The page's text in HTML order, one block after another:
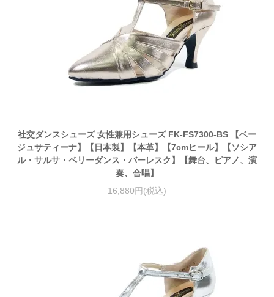
社交ダンスシューズ 女性兼用シューズ FK-FS7300-BS 【ベー
ジュサティーナ】【日本製】【本革】【7cmヒール】【ソシア
ル・サルサ・ベリーダンス・バーレスク】【舞台、ピアノ、演
奏、合唱】
16,880円(税込)